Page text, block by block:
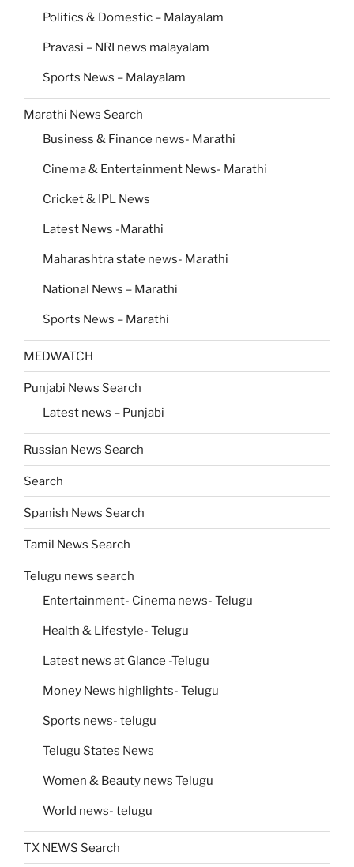
Politics & Domestic – Malayalam
Pravasi – NRI news malayalam
Sports News – Malayalam
Marathi News Search
Business & Finance news- Marathi
Cinema & Entertainment News- Marathi
Cricket & IPL News
Latest News -Marathi
Maharashtra state news- Marathi
National News – Marathi
Sports News – Marathi
MEDWATCH
Punjabi News Search
Latest news – Punjabi
Russian News Search
Search
Spanish News Search
Tamil News Search
Telugu news search
Entertainment- Cinema news- Telugu
Health & Lifestyle- Telugu
Latest news at Glance -Telugu
Money News highlights- Telugu
Sports news- telugu
Telugu States News
Women & Beauty news Telugu
World news- telugu
TX NEWS Search